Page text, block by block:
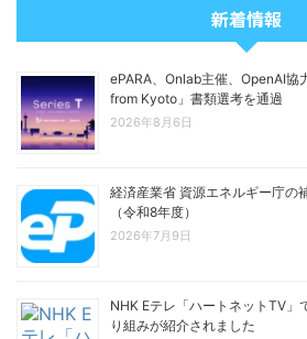
新着情報
ePARA、Onlab主催、OpenAI協
from Kyoto」書類選考を通過
2026年8月6日
経済産業省 資源エネルギー庁の
（令和8年度）
2026年7月9日
NHK Eテレ「ハートネットTV」
り組みが紹介されました